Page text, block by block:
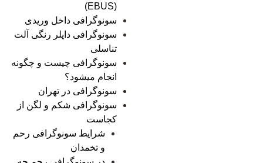
(EBUS)
سونوگرافی داخل وریدی
سونوگرافی داپلر رنگی آلت
تناسلی
سونوگرافی چیست و چگونه
انجام میشود؟
سونوگرافی در تهران
سونوگرافی شکم و لگن از
کجاست
شرایط سونوگرافی رحم
و تخمدان